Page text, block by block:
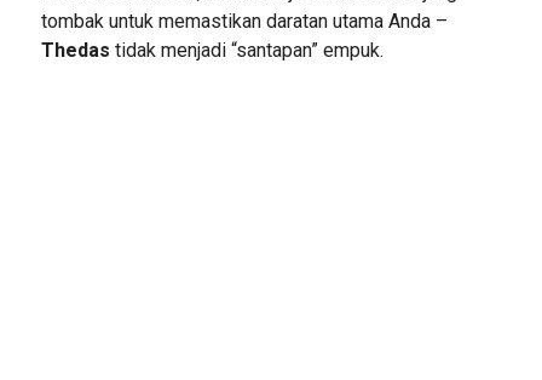
tombak untuk memastikan daratan utama Anda –
Thedas tidak menjadi “santapan” empuk.